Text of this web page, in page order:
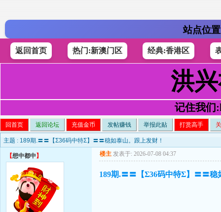
站点位
返回首页 热门:新澳门区 经典:香港区
洪
记住我们
回首页 返回论坛 充值金币 发帖赚钱 举报此贴 打赏高手
主题 : 189期.〓〓【Σ36码中特Σ】〓〓稳如泰山。跟上发财！
【想中都中 】 楼主 发表于: 2026-07-08 04:37
189期.〓〓【Σ36码中特Σ】〓〓